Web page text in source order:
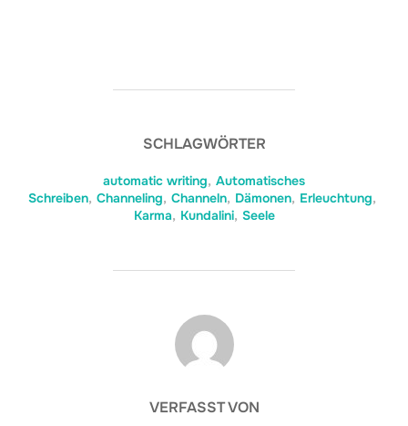
SCHLAGWÖRTER
automatic writing, Automatisches
Schreiben, Channeling, Channeln, Dämonen, Erleuchtung,
Karma, Kundalini, Seele
BEITRAGSAUTOR
VERFASST VON